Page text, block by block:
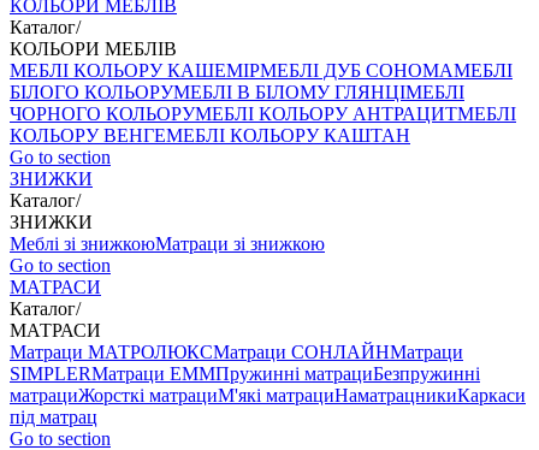
КОЛЬОРИ МЕБЛІВ
Каталог/
КОЛЬОРИ МЕБЛІВ
МЕБЛІ КОЛЬОРУ КАШЕМІРМЕБЛІ ДУБ СОНОМАМЕБЛІ
БІЛОГО КОЛЬОРУМЕБЛІ В БІЛОМУ ГЛЯНЦІМЕБЛІ
ЧОРНОГО КОЛЬОРУМЕБЛІ КОЛЬОРУ АНТРАЦИТМЕБЛІ
КОЛЬОРУ ВЕНГЕМЕБЛІ КОЛЬОРУ КАШТАН
Go to section
ЗНИЖКИ
Каталог/
ЗНИЖКИ
Меблі зі знижкоюМатраци зі знижкою
Go to section
МАТРАСИ
Каталог/
МАТРАСИ
Матраци МАТРОЛЮКСМатраци СОНЛАЙНМатраци
SIMPLERМатраци ЕММПружинні матрациБезпружинні
матрациЖорсткі матрациМ'які матрациНаматрацникиКаркаси
під матрац
Go to section